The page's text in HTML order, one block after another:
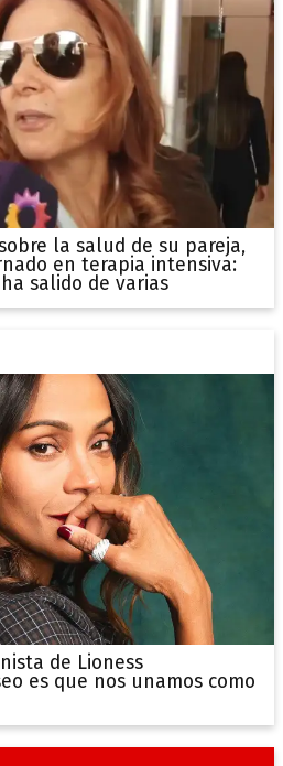
la salud de su pareja,
en terapia intensiva:
salido de varias
de Lioness
es que nos unamos como